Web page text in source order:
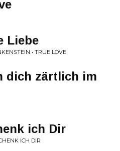
Liebe
• TRUE LOVE
dich zärtlich im
ich Dir
ICH DIR